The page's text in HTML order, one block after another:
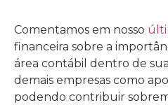
Comentamos em nosso
financeira sobre a
área contábil dentro de
demais empresas como
podendo contribuir